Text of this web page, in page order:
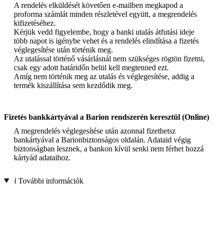
A rendelés elküldését követően e-mailben megkapod a
proforma számlát minden részletével együtt, a megrendelés
kifizetéséhez.
Kérjük vedd figyelembe, hogy a banki utalás átfutási ideje
több napot is igénybe vehet és a rendelés elindítása a fizetés
véglegesítése után történik meg.
Az utalással történő vásárlásnál nem szükséges rögtön fizetni,
csak egy adott határidőn belül kell megtenned ezt.
Amíg nem történik meg az utalás és véglegesítése, addig a
termék kiszállítása sem kezdődik meg.
Fizetés bankkártyával a Barion rendszerén keresztül (Online)
A megrendelés véglegesítése után azonnal fizethetsz
bankártyával a Barionbiztonságos oldalán. Adataid végig
biztonságban lesznek, a bankon kívül senki nem férhet hozzá
kártyád adataihoz.
ℹ️ További információk